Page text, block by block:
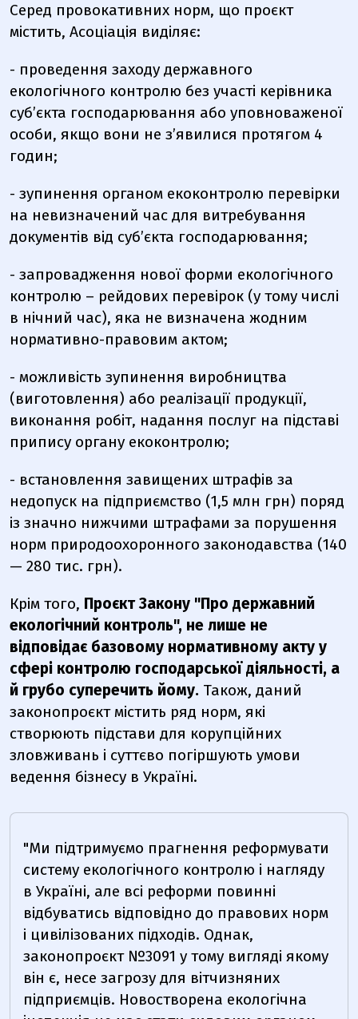
Серед провокативних норм, що проєкт
містить, Асоціація виділяє:
- проведення заходу державного
екологічного контролю без участі керівника
суб’єкта господарювання або уповноваженої
особи, якщо вони не з’явилися протягом 4
годин;
- зупинення органом екоконтролю перевірки
на невизначений час для витребування
документів від суб’єкта господарювання;
- запровадження нової форми екологічного
контролю – рейдових перевірок (у тому числі
в нічний час), яка не визначена жодним
нормативно-правовим актом;
- можливість зупинення виробництва
(виготовлення) або реалізації продукції,
виконання робіт, надання послуг на підставі
припису органу екоконтролю;
- встановлення завищених штрафів за
недопуск на підприємство (1,5 млн грн) поряд
із значно нижчими штрафами за порушення
норм природоохоронного законодавства (140
— 280 тис. грн).
Крім того, Проєкт Закону "Про державний
екологічний контроль", не лише не
відповідає базовому нормативному акту у
сфері контролю господарської діяльності, а
й грубо суперечить йому. Також, даний
законопроєкт містить ряд норм, які
створюють підстави для корупційних
зловживань і суттєво погіршують умови
ведення бізнесу в Україні.
"Ми підтримуємо прагнення реформувати
систему екологічного контролю і нагляду
в Україні, але всі реформи повинні
відбуватись відповідно до правових норм
і цивілізованих підходів. Однак,
законопроєкт №3091 у тому вигляді якому
він є, несе загрозу для вітчизняних
підприємців. Новостворена екологічна